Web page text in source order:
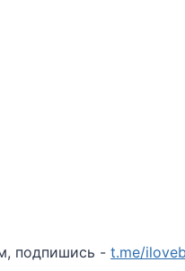
подпишись - t.me/